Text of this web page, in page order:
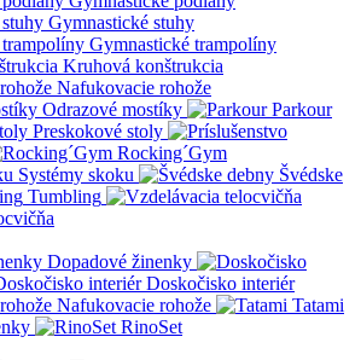
Gymnastické stuhy
Gymnastické trampolíny
Kruhová konštrukcia
Nafukovacie rohože
Odrazové mostíky
Parkour
Preskokové stoly
Rocking´Gym
Systémy skoku
Švédske
Tumbling
Dopadové žinenky
Doskočisko interiér
Nafukovacie rohože
Tatami
RinoSet